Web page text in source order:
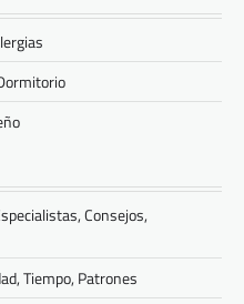
Consejos,
Tiempo, Patrones